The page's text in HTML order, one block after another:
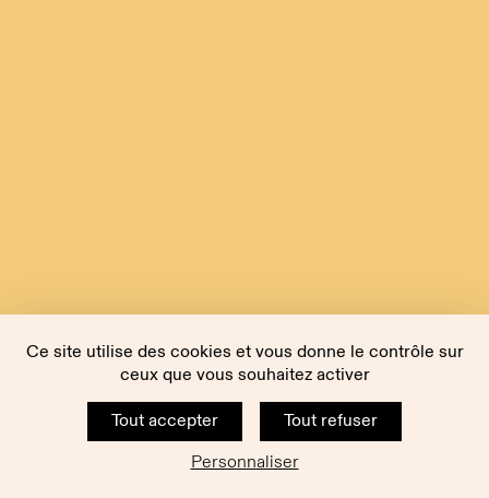
Ce site utilise des cookies et vous donne le contrôle sur
ceux que vous souhaitez activer
Tout accepter
Tout refuser
Personnaliser